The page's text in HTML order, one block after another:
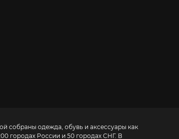
собраны одежда, обувь и аксессуары как
городах России и 50 городах СНГ. В